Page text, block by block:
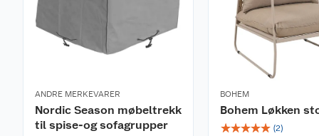
ANDRE MERKEVARER
Nordic Season møbeltrekk
til spise-og sofagrupper
BOHEM
Bohem Løkken
☆☆☆☆☆ (2)